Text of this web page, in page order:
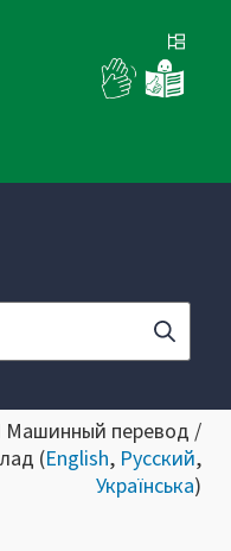
Машинный перевод /
(English, Русский,
Українська)